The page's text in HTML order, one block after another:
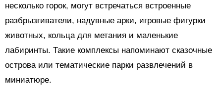
несколько горок, могут встречаться встроенные
разбрызгиватели, надувные арки, игровые фигурки
животных, кольца для метания и маленькие
лабиринты. Такие комплексы напоминают сказочные
острова или тематические парки развлечений в
миниатюре.